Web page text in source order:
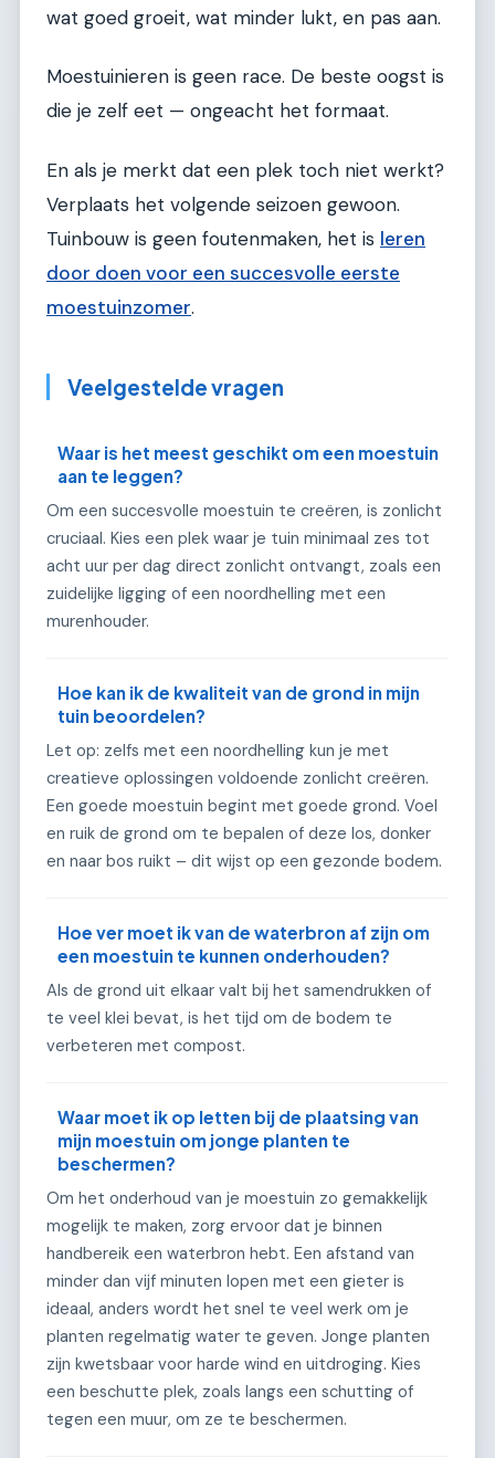
wat goed groeit, wat minder lukt, en pas aan.
Moestuinieren is geen race. De beste oogst is
die je zelf eet — ongeacht het formaat.
En als je merkt dat een plek toch niet werkt?
Verplaats het volgende seizoen gewoon.
Tuinbouw is geen foutenmaken, het is leren
door doen voor een succesvolle eerste
moestuinzomer.
Veelgestelde vragen
Waar is het meest geschikt om een moestuin
aan te leggen?
Om een succesvolle moestuin te creëren, is zonlicht
cruciaal. Kies een plek waar je tuin minimaal zes tot
acht uur per dag direct zonlicht ontvangt, zoals een
zuidelijke ligging of een noordhelling met een
murenhouder.
Hoe kan ik de kwaliteit van de grond in mijn
tuin beoordelen?
Let op: zelfs met een noordhelling kun je met
creatieve oplossingen voldoende zonlicht creëren.
Een goede moestuin begint met goede grond. Voel
en ruik de grond om te bepalen of deze los, donker
en naar bos ruikt – dit wijst op een gezonde bodem.
Hoe ver moet ik van de waterbron af zijn om
een moestuin te kunnen onderhouden?
Als de grond uit elkaar valt bij het samendrukken of
te veel klei bevat, is het tijd om de bodem te
verbeteren met compost.
Waar moet ik op letten bij de plaatsing van
mijn moestuin om jonge planten te
beschermen?
Om het onderhoud van je moestuin zo gemakkelijk
mogelijk te maken, zorg ervoor dat je binnen
handbereik een waterbron hebt. Een afstand van
minder dan vijf minuten lopen met een gieter is
ideaal, anders wordt het snel te veel werk om je
planten regelmatig water te geven. Jonge planten
zijn kwetsbaar voor harde wind en uitdroging. Kies
een beschutte plek, zoals langs een schutting of
tegen een muur, om ze te beschermen.